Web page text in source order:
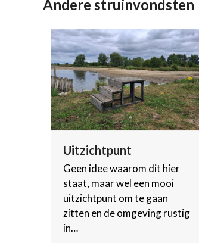
Andere struinvondsten
Uitzichtpunt
Geen idee waarom dit hier
staat, maar wel een mooi
uitzichtpunt om te gaan
zitten en de omgeving rustig
in…